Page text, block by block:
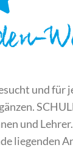
und
und
liegenden